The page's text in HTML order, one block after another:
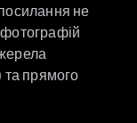
не
та прямого